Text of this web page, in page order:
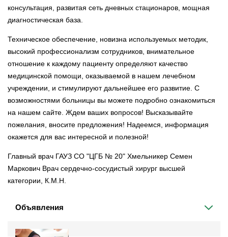
консультация, развитая сеть дневных стационаров, мощная
диагностическая база.
Техническое обеспечение, новизна используемых методик,
высокий профессионализм сотрудников, внимательное
отношение к каждому пациенту определяют качество
медицинской помощи, оказываемой в нашем лечебном
учреждении, и стимулируют дальнейшее его развитие. С
возможностями больницы вы можете подробно ознакомиться
на нашем сайте. Ждем ваших вопросов! Высказывайте
пожелания, вносите предложения! Надеемся, информация
окажется для вас интересной и полезной!
Главный врач ГАУЗ СО "ЦГБ № 20" Хмельникер Семен
Маркович Врач сердечно-сосудистый хирург высшей
категории, К.М.Н.
Объявления